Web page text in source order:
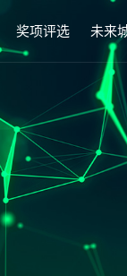
奖项评选
评选标准
评选流程
评审机制
透明度申明
未来
中
愿